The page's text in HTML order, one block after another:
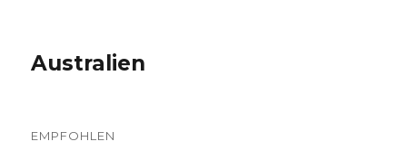
Australien
EMPFOHLEN